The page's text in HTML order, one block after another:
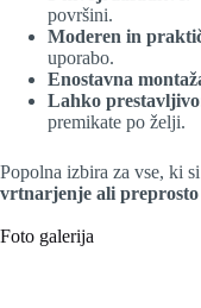
površini.
Moderen in
uporabo.
Enostavna
Lahko prestavljivo
premikate po želji.
Popolna izbira za vse, ki
vrtnarjenje ali preprosto
Foto galerija